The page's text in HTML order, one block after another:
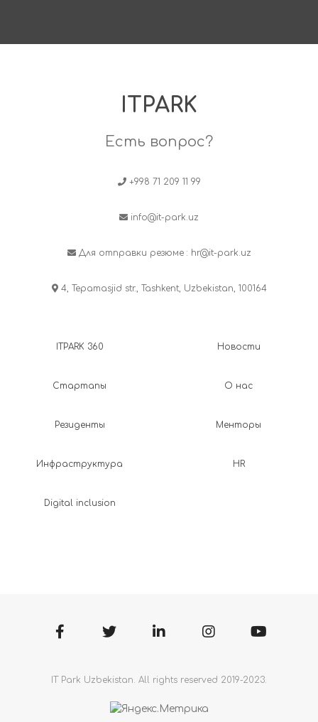
ITPARK
Есть вопрос?
+998 71 209 11 99
info@it-park.uz
Для отправки резюме : hr@it-park.uz
4, Tepamasjid str., Tashkent, Uzbekistan, 100164
ITPARK 360
Стартапы
Резиденты
Инфраструктура
Digital inclusion
Новости
О нас
Менторы
HR
IT Park Uzbekistan. All rights reserved 2019-2023.